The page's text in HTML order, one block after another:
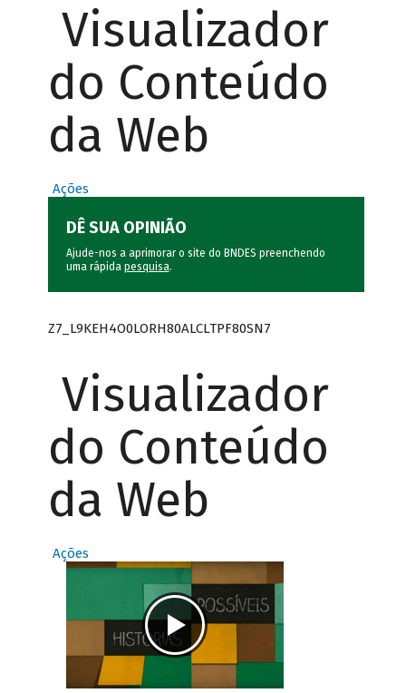
Visualizador
do Conteúdo
da Web
Ações
DÊ SUA OPINIÃO
Ajude-nos a aprimorar o site do BNDES preenchendo
uma rápida pesquisa.
Z7_L9KEH4O0LORH80ALCLTPF80SN7
Visualizador
do Conteúdo
da Web
Ações